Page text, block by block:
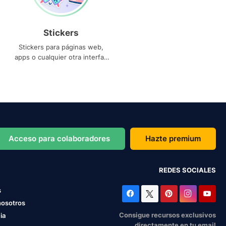
Stickers
Stickers para páginas web,
apps o cualquier otra interfaz
Acceso para colaboradores Hazte premium
REDES SOCIALES
Consigue recursos exclusivos